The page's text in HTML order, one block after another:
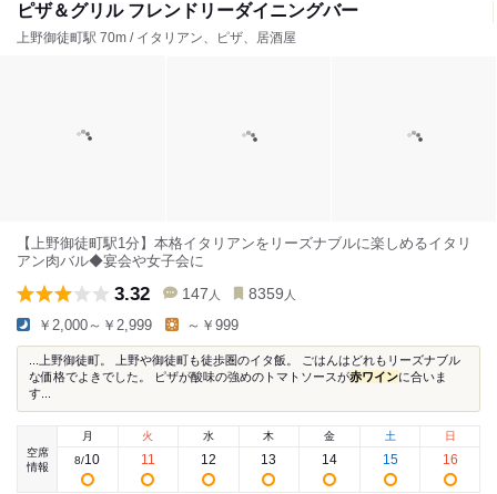
ピザ＆グリル フレンドリーダイニングバー
上野御徒町駅 70m / イタリアン、ピザ、居酒屋
【上野御徒町駅1分】本格イタリアンをリーズナブルに楽しめるイタリ
アン肉バル◆宴会や女子会に
3.32 147 人 8359 人
￥2,000～￥2,999 ～￥999
...上野御徒町。 上野や御徒町も徒歩圏のイタ飯。 ごはんはどれもリーズナブル
な価格でよきでした。 ピザが酸味の強めのトマトソースが赤ワインに合いま
す...
空席
情報
月
8/10
火
11
水
12
木
13
金
14
土
15
日
16